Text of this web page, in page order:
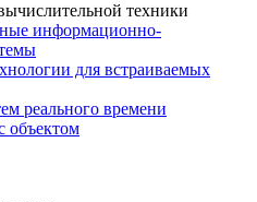
техники
информационно-
для встраиваемых
реального времени
объектом